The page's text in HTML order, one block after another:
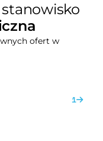
ofert w
1